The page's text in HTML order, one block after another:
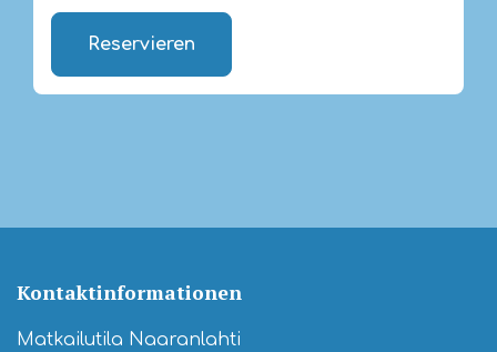
Reservieren
Kontaktinformationen
Matkailutila Naaranlahti